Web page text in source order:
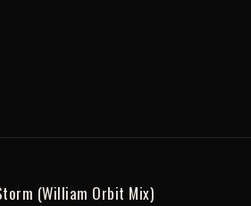
(William Orbit Mix)